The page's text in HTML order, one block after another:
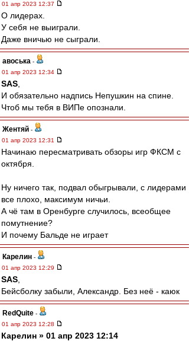
01 апр 2023 12:37
О лидерах.
У себя не выиграли.
Даже вничью не сыграли.
авоська -
01 апр 2023 12:34
SAS
И обязательно надпись Непушкин на спине.
Чтоб мы тебя в ВИПе опознали.
Жентяй -
01 апр 2023 12:31
Начинаю пересматривать обзоры игр ФКСМ с
октября.
Ну ничего так, подвал обыгрывали, с лидерами
все плохо, максимум ничьи.
А чё там в Оренбурге случилось, всеобщее
помутнение?
И почему Бальде не играет
Карелин -
01 апр 2023 12:29
SAS
Бейсболку забыли, Александр. Без неё - каюк
RedQuite -
01 апр 2023 12:28
Карелин » 01 апр 2023 12:14